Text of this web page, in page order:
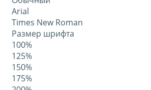
Arial
Times New Roman
Размер шрифта
100%
125%
150%
175%